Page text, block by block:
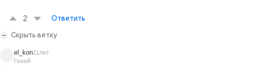
2 Ответить
Скрыть ветку
el_kon
Гений
11лет